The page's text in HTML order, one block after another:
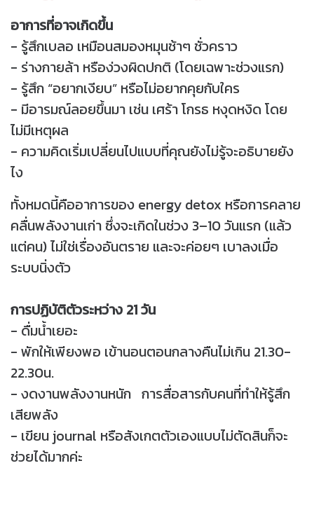
อาการที่อาจเกิดขึ้น
- รู้สึกเบลอ เหมือนสมองหมุนช้าๆ ชั่วคราว
- ร่างกายล้า หรือง่วงผิดปกติ (โดยเฉพาะช่วงแรก)
- รู้สึก “อยากเงียบ” หรือไม่อยากคุยกับใคร
- มีอารมณ์ลอยขึ้นมา เช่น เศร้า โกรธ หงุดหงิด โดย
ไม่มีเหตุผล
- ความคิดเริ่มเปลี่ยนไปแบบที่คุณยังไม่รู้จะอธิบายยัง
ไง
ทั้งหมดนี้คืออาการของ energy detox หรือการคลาย
คลื่นพลังงานเก่า ซึ่งจะเกิดในช่วง 3–10 วันแรก (แล้ว
แต่คน) ไม่ใช่เรื่องอันตราย และจะค่อยๆ เบาลงเมื่อ
ระบบนิ่งตัว
การปฏิบัติตัวระหว่าง 21 วัน
- ดื่มน้ำเยอะ
- พักให้เพียงพอ เข้านอนตอนกลางคืนไม่เกิน 21.30-
22.30น.
- งดงานพลังงานหนัก การสื่อสารกับคนที่ทำให้รู้สึก
เสียพลัง
- เขียน journal หรือสังเกตตัวเองแบบไม่ตัดสินก็จะ
ช่วยได้มากค่ะ